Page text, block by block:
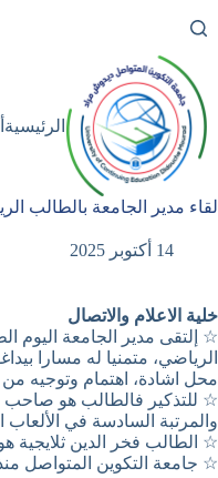
إلى
المحتوى
الرئيسية
لقاء مدير الجامعة بالطالب
14 أكتوبر 2025
خلية الاعلام والاتصال
☆ إلتقى مدير الجامعة اليوم
الرياضي، متمنيا له مسارا
محل اشادة، اهتمام وتوجيه
☆ للتذكير فالطالب هو صاحب المرتبة الثالثة في
والمرتبة السادسة في الألعاب
☆ الطالب فخر الدين ثلايجية هو بطل الجزائر 2017_2025 حاز المرتبة 4 في
☆ جامعة التكوين المتواصل